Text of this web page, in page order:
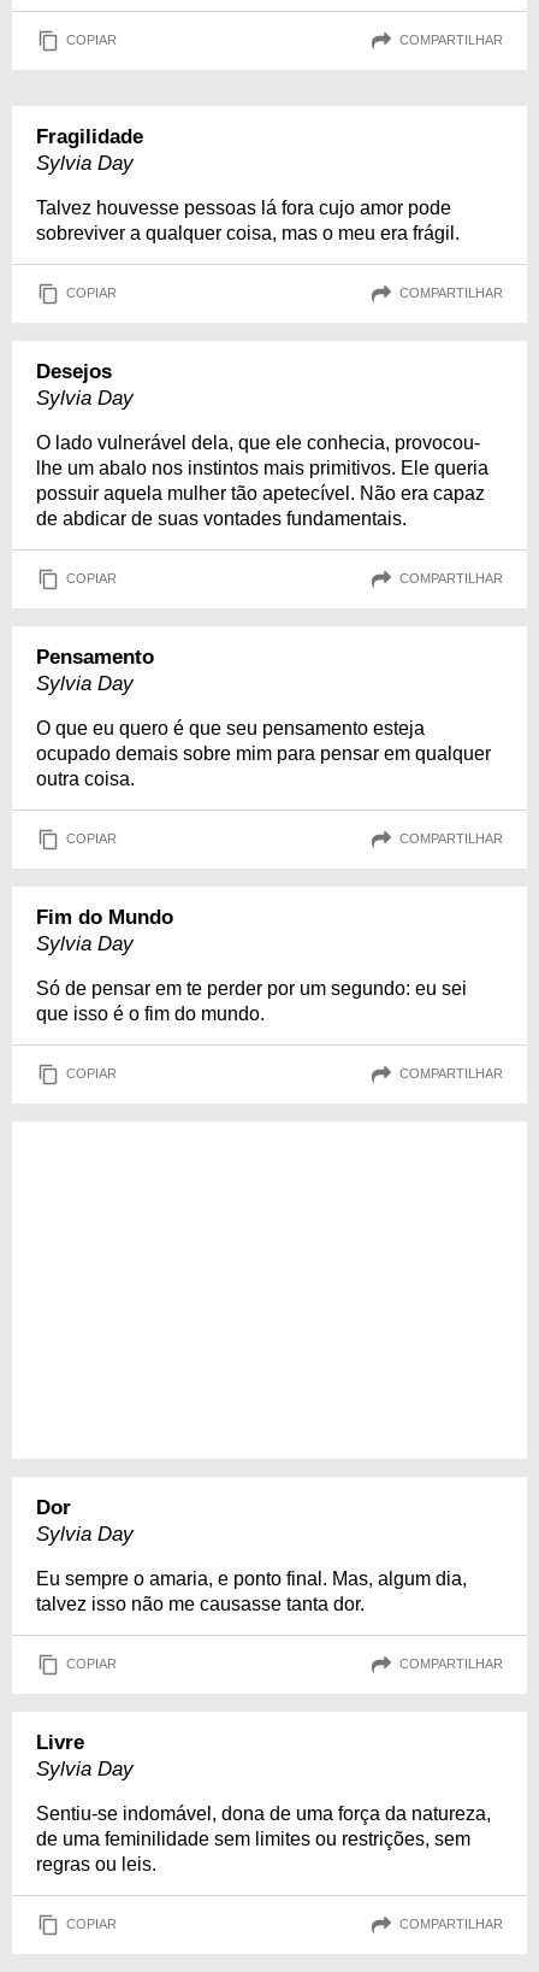
COPIAR COMPARTILHAR
Fragilidade
Sylvia Day
Talvez houvesse pessoas lá fora cujo amor pode
sobreviver a qualquer coisa, mas o meu era frágil.
COPIAR COMPARTILHAR
Desejos
Sylvia Day
O lado vulnerável dela, que ele conhecia, provocou-
lhe um abalo nos instintos mais primitivos. Ele queria
possuir aquela mulher tão apetecível. Não era capaz
de abdicar de suas vontades fundamentais.
COPIAR COMPARTILHAR
Pensamento
Sylvia Day
O que eu quero é que seu pensamento esteja
ocupado demais sobre mim para pensar em qualquer
outra coisa.
COPIAR COMPARTILHAR
Fim do Mundo
Sylvia Day
Só de pensar em te perder por um segundo: eu sei
que isso é o fim do mundo.
COPIAR COMPARTILHAR
Dor
Sylvia Day
Eu sempre o amaria, e ponto final. Mas, algum dia,
talvez isso não me causasse tanta dor.
COPIAR COMPARTILHAR
Livre
Sylvia Day
Sentiu-se indomável, dona de uma força da natureza,
de uma feminilidade sem limites ou restrições, sem
regras ou leis.
COPIAR COMPARTILHAR